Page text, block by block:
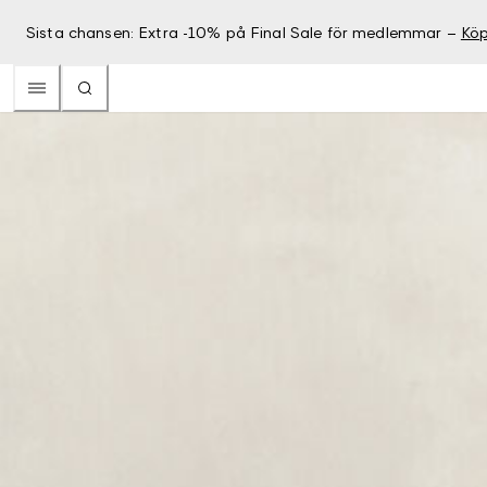
Sista chansen: Extra -10% på Final Sale för medlemmar –